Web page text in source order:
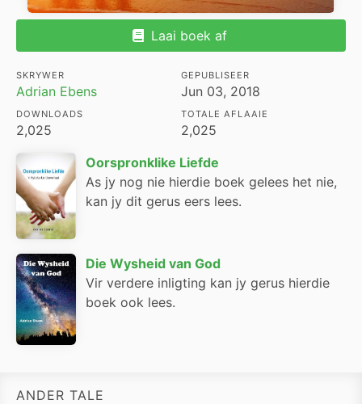
Laai boek af
SKRYWER
Adrian Ebens
GEPUBLISEER
Jun 03, 2018
DOWNLOADS
2,025
TOTALE AFLAAIE
2,025
Oorspronklike Liefde
As jy nog nie hierdie boek gelees het nie,
kan jy dit gerus eers lees.
Die Wysheid van God
Vir verdere inligting kan jy gerus hierdie
boek ook lees.
ANDER TALE